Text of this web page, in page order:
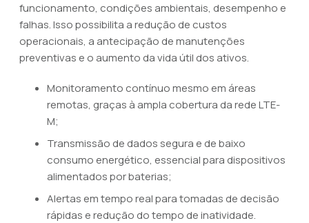
funcionamento, condições ambientais, desempenho e
falhas. Isso possibilita a redução de custos
operacionais, a antecipação de manutenções
preventivas e o aumento da vida útil dos ativos.
Monitoramento contínuo mesmo em áreas
remotas, graças à ampla cobertura da rede LTE-
M;
Transmissão de dados segura e de baixo
consumo energético, essencial para dispositivos
alimentados por baterias;
Alertas em tempo real para tomadas de decisão
rápidas e redução do tempo de inatividade.